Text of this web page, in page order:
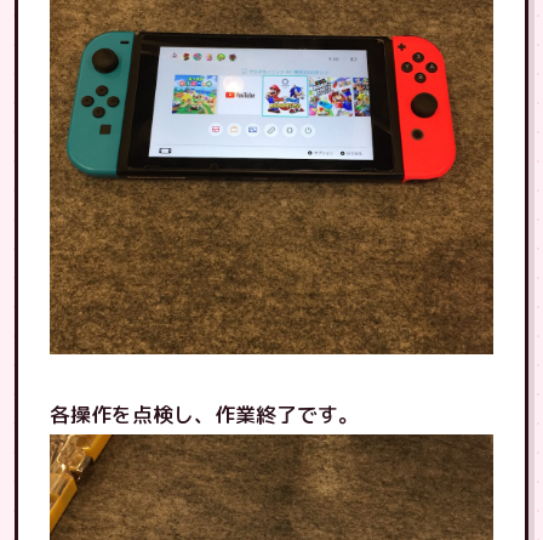
各操作を点検し、作業終了です。